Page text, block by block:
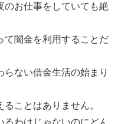
のお仕事をしていても絶
て闇金を利用することだ
ない借金生活の始まり
ことはありません。
るわけじゃないのにどん